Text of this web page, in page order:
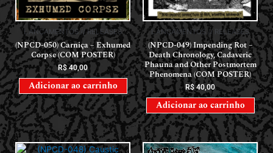
LANÇAMENTOS // RELEASES
(NPCD-050) Carniça – Exhumed
Corpse (COM POSTER)
R$40,00
Adicionar ao carrinho
LANÇAMENTOS // RELEASES
(NPCD-049) Impending Rot –
Death Chronology, Cadaveric
Phauna and Other Postmortem
Phenomena (COM POSTER)
R$40,00
Adicionar ao carrinho